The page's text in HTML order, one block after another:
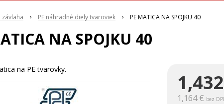
PE náhradné diely tvaroviek PE MATICA NA SPOJKU 40
NA SPOJKU 40
1,432
1,164 € bez
na PE tvarovky.